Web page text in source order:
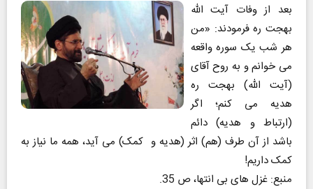
بعد از وفات آیت الله
بهجت ره فرمودند: «من
هر شب یک سوره واقعه
می خوانم و به روح آقای
(آیت الله) بهجت ره
هدیه می کنم؛ اگر
(ارتباط و هدیه) دائم
باشد از آن طرف (هم) اثر (هدیه و کمک) می آید، همه ما نیاز به
کمک داریم!
منبع: غزل های بی انتها، ص 35.